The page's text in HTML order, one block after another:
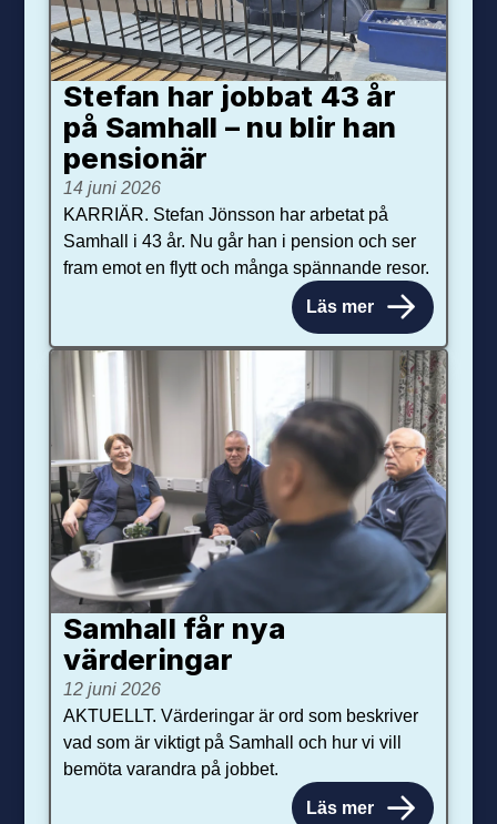
Stefan har jobbat 43 år
på Samhall – nu blir han
pensionär
14 juni 2026
KARRIÄR. Stefan Jönsson har arbetat på
Samhall i 43 år. Nu går han i pension och ser
fram emot en flytt och många spännande resor.
Läs mer
Samhall får nya
värdering­ar
12 juni 2026
AKTUELLT. Värderingar är ord som beskriver
vad som är viktigt på Samhall och hur vi vill
bemöta varandra på jobbet.
Läs mer